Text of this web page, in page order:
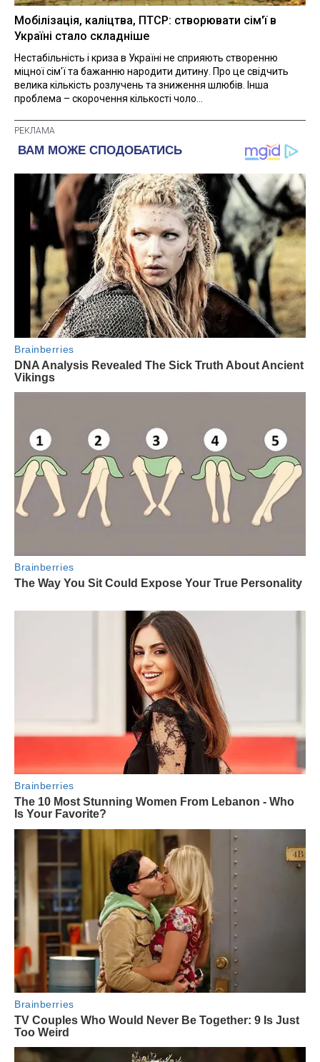
Мобілізація, каліцтва, ПТСР: створювати сім'ї в
Україні стало складніше
Нестабільність і криза в Україні не сприяють створенню
міцної сім'ї та бажанню народити дитину. Про це свідчить
велика кількість розлучень та зниження шлюбів. Інша
проблема – скорочення кількості чоло...